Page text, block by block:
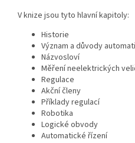
V knize jsou tyto hlavní kapitoly:
Historie
Význam a důvody
Názvosloví
Měření neelektrických
Regulace
Akční členy
Příklady regulací
Robotika
Logické obvody
Automatické řízení